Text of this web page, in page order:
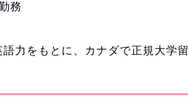
務
力をもとに、カナダで正規大学留